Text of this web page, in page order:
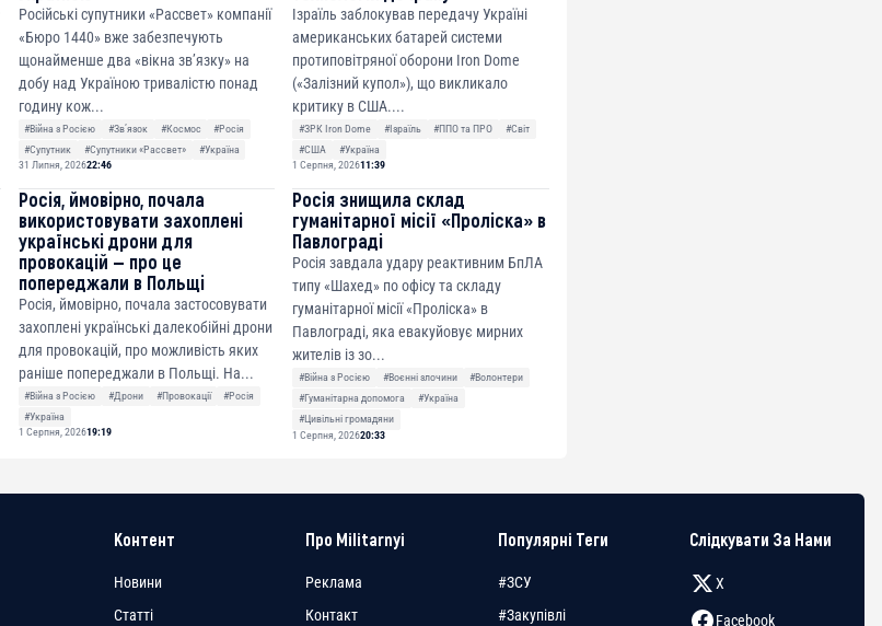
Російські супутники «Рассвет» компанії
«Бюро 1440» вже забезпечують
щонайменше два «вікна зв’язку» на
добу над Україною тривалістю понад
годину кож...
#Війна з Росією #Звʼязок #Космос
#Росія
#Супутник
#Супутники «Рассвет»
#Україна
31 Липня, 202622:46
Ізраїль заблокував передачу Україні
американських батарей системи
протиповітряної оборони Iron Dome
(«Залізний купол»), що викликало
критику в США....
#ЗРК Iron Dome #Ізраїль #ППО та ПРО
#Світ
#США
#Україна
1 Серпня, 202611:39
Росія, ймовірно, почала
використовувати захоплені
українські дрони для
провокацій — про це
попереджали в Польщі
Росія, ймовірно, почала застосовувати
захоплені українські далекобійні дрони
для провокацій, про можливість яких
раніше попереджали в Польщі. На...
#Війна з Росією #Дрони #Провокації
#Росія
#Україна
1 Серпня, 202619:19
Росія знищила склад
гуманітарної місії «Проліска» в
Павлограді
Росія завдала удару реактивним БпЛА
типу «Шахед» по офісу та складу
гуманітарної місії «Проліска» в
Павлограді, яка евакуйовує мирних
жителів із зо...
#Війна з Росією #Воєнні злочини
#Волонтери
#Гуманітарна допомога
#Україна
#Цивільні громадяни
1 Серпня, 202620:33
Контент
Новини
Статті
Про Militarnyi
Реклама
Контакт
Популярні Теги
#ЗСУ
#Закупівлі
Слідкувати За Нами
X
Facebook